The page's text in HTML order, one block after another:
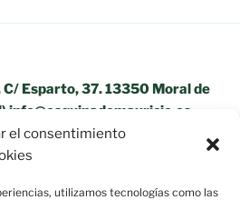
el consentimiento
utilizamos tecnologías como las
C/ Esparto, 37. 13350 Moral de
info@esquinademauricio.es